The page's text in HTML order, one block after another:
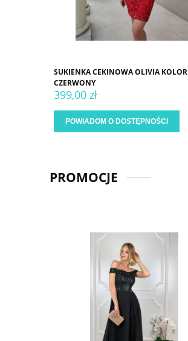
SUKIENKA CEKINOWA OLIVIA KOLOR
CZERWONY
399,00 zł
POWIADOM O DOSTĘPNOŚCI
PROMOCJE